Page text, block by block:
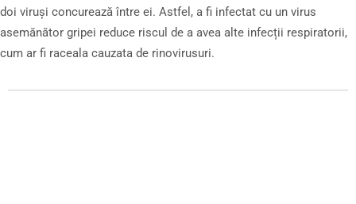
doi viruși concurează între ei. Astfel, a fi infectat cu un virus
asemănător gripei reduce riscul de a avea alte infecții respiratorii,
cum ar fi raceala cauzata de rinovirusuri.